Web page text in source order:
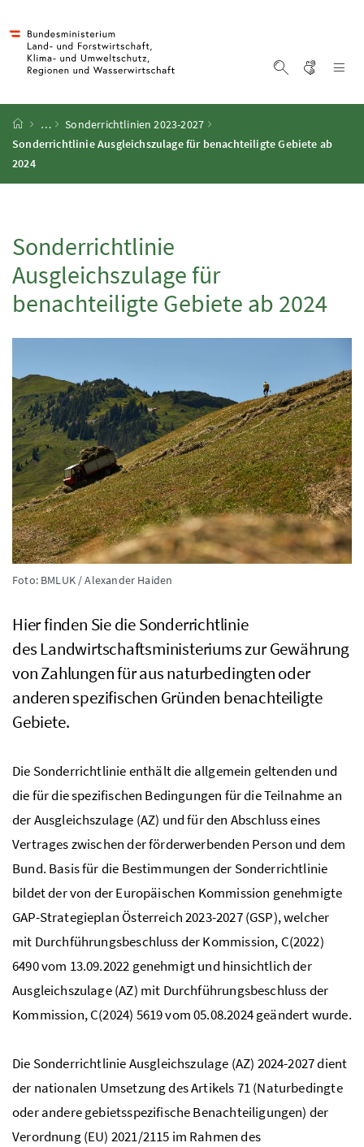
Startseite
…
Sonderrichtlinien 2023-2027
Sonderrichtlinie Ausgleichszulage für benachteiligte Gebiete ab
2024
Sonderrichtlinie
Ausgleichszulage für
benachteiligte Gebiete ab 2024
Foto: BMLUK / Alexander Haiden
Hier finden Sie die Sonderrichtlinie
desLandwirtschaftsministeriumszur Gewährung
von Zahlungen für aus naturbedingten oder
anderen spezifischen Gründen benachteiligte
Gebiete.
Die Sonderrichtlinie enthält die allgemein geltenden und
die für die spezifischen Bedingungen für die Teilnahme an
der Ausgleichszulage (AZ) und für den Abschluss eines
Vertrages zwischen der förderwerbenden Person und dem
Bund. Basis für die Bestimmungen der Sonderrichtlinie
bildet der von der Europäischen Kommission genehmigte
GAP-Strategieplan Österreich 2023-2027 (GSP), welcher
mit Durchführungsbeschluss der Kommission, C(2022)
6490 vom 13.09.2022 genehmigt und hinsichtlich der
Ausgleichszulage (AZ) mit Durchführungsbeschluss der
Kommission, C(2024) 5619 vom 05.08.2024 geändert wurde.
Die Sonderrichtlinie Ausgleichszulage (AZ) 2024-2027dient
der nationalen Umsetzungdes Artikels 71(Naturbedingte
oder andere gebietsspezifische Benachteiligungen) der
Verordnung (EU) 2021/2115 im Rahmen des